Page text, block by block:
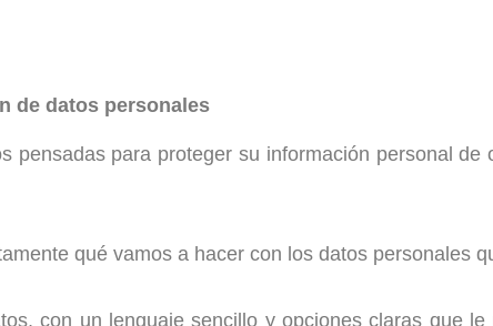
de datos personales
para proteger su información personal de
qué vamos a hacer con los datos personales
con un lenguaje sencillo y opciones claras que le